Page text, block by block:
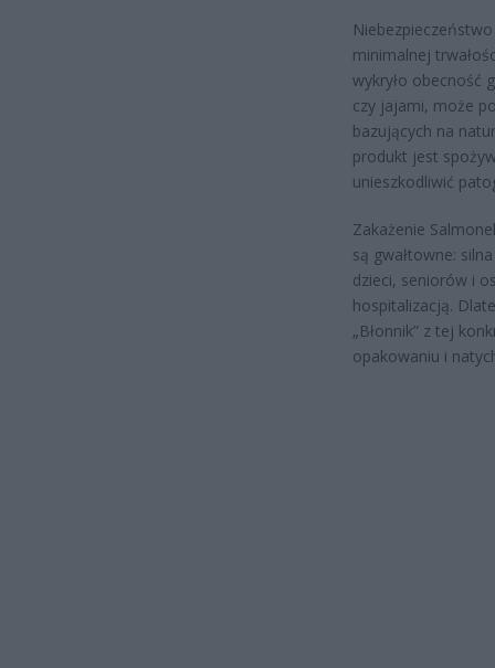
minimalnej
wykryło obecność
czy jajami, może
bazujących na
produkt jest
unieszkodliwić
Zakażenie
są gwałtowne:
dzieci, seniorów i
hospitalizacją.
„Błonnik” z tej
opakowaniu i